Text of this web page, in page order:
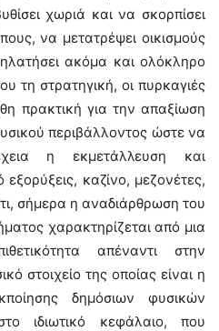
χωριά και να σκορπίσει
να μετατρέψει οικισμούς
ακόμα και ολόκληρο
τη στρατηγική, οι πυρκαγιές
πρακτική για την απαξίωση
περιβάλλοντος ώστε να
η εκμετάλλευση και
καζίνο, μεζονέτες,
σήμερα η αναδιάρθρωση του
χαρακτηρίζεται από μια
απέναντι στην
στοιχείο της οποίας είναι η
δημόσιων φυσικών
ιδιωτικό κεφάλαιο, που